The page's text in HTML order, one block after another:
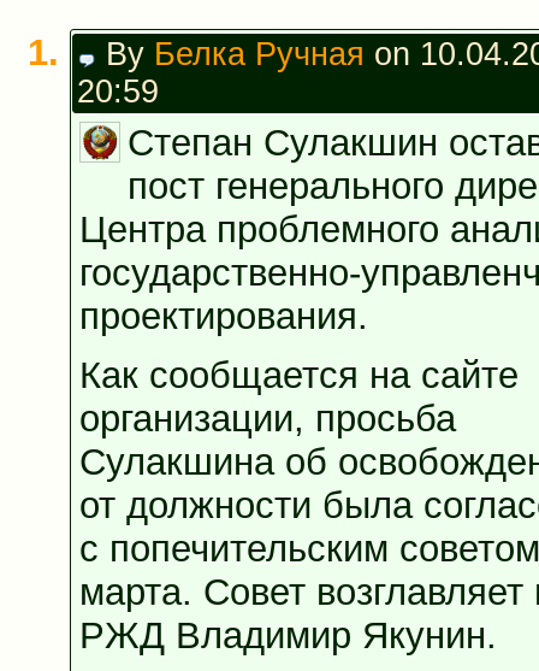
By Белка Ручная on
20:59
Степан Сулакшин
пост генерального
Центра проблемного
государственно-
проектирования.
Как сообщается на сайте
организации, просьба
Сулакшина об
от должности была
с попечительским
марта. Совет возглавляет
РЖД Владимир Якунин.